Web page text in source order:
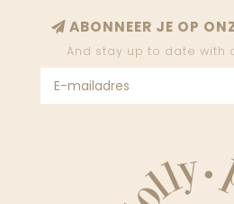
ABONNEER JE OP
And stay up to date with